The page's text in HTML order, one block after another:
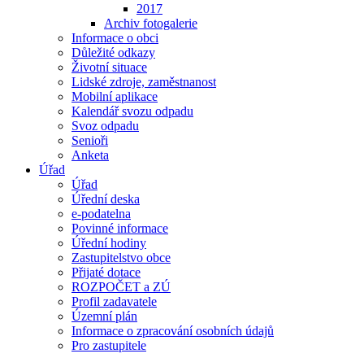
2017
Archiv fotogalerie
Informace o obci
Důležité odkazy
Životní situace
Lidské zdroje, zaměstnanost
Mobilní aplikace
Kalendář svozu odpadu
Svoz odpadu
Senioři
Anketa
Úřad
Úřad
Úřední deska
e-podatelna
Povinné informace
Úřední hodiny
Zastupitelstvo obce
Přijaté dotace
ROZPOČET a ZÚ
Profil zadavatele
Územní plán
Informace o zpracování osobních údajů
Pro zastupitele